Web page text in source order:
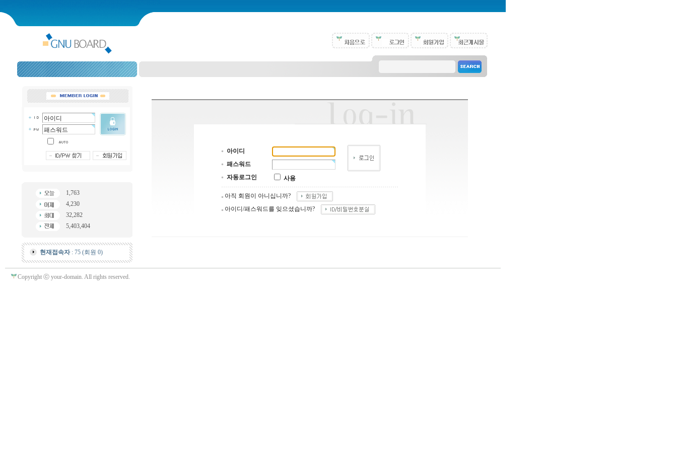
1,763
4,230
32,282
5,403,404
현재접속자: 75 (회원 0)
아이디
패스워드
자동로그인
사용
아직 회원이 아니십니까?
아이디/패스워드를 잊으셨습니까?
Copyright ⓒ your-domain. All rights reserved.